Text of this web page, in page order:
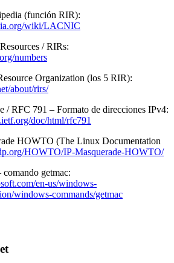
(función RIR):
wiki/LACNIC
/ RIRs:
numbers
Organization (los 5 RIR):
about/rirs/
/ RFC 791 – Formato de direcciones IPv4:
doc/html/rfc791
HOWTO (The Linux Documentation
HOWTO/IP-Masquerade-HOWTO/
getmac:
en-us/windows-
windows-commands/getmac